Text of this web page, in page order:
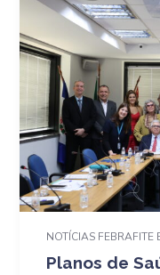
NOTÍCIAS FEBRAFITE
Planos de